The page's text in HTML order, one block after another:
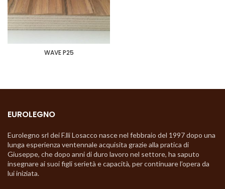
WAVE P25
EUROLEGNO
Eurolegno srl dei F.lli Losacco nasce nel febbraio del 1997 dopo una
lunga esperienza ventennale acquisita grazie alla pratica di
Giuseppe, che dopo anni di duro lavoro nel settore, ha saputo
insegnare ai suoi figli serietà e capacità, per continuare l’opera da
lui iniziata.